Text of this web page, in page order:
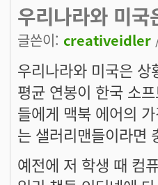
우리나라와 미국
글쓴이: creativeidler
우리나라와 미국은
평균 연봉이 한국 소
들에게 맥북 에어의
는 샐러리맨들이라면
예전에 저 학생 때 컴